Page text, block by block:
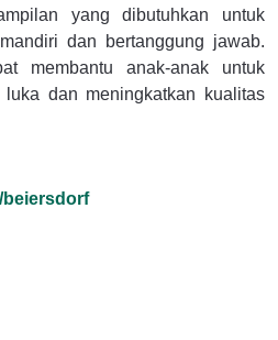
yang dibutuhkan untuk
dan bertanggung jawab.
membantu anak-anak untuk
dan meningkatkan kualitas
beiersdorf